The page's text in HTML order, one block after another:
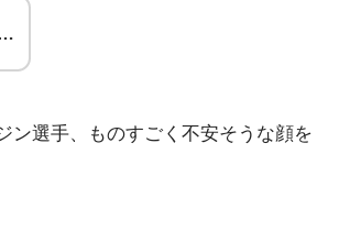
ン選手、ものすごく不安そうな顔を